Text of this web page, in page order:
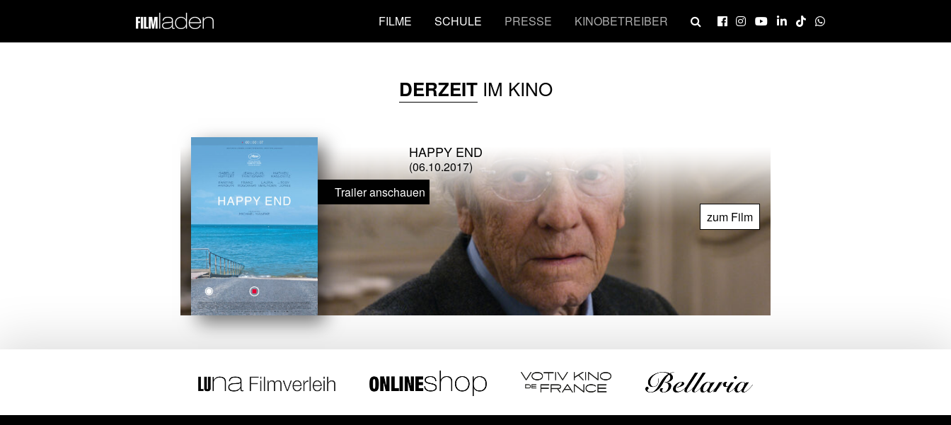
FILME SCHULE PRESSE KINOBETREIBER
DERZEITIM KINO
HAPPY END
(06.10.2017)
Trailer anschauen
zum Film